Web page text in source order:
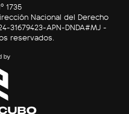
1735
Nacional del Derecho
31679423-APN-DNDA#MJ -
reservados.